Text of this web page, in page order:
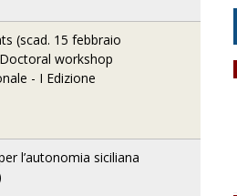
(scad. 15 febbraio
workshop
- I Edizione
l’autonomia siciliana